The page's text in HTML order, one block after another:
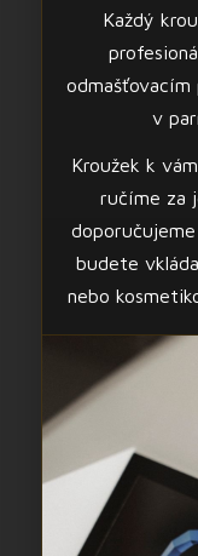
Každý
odmašťovacím
v
Kroužek k
ručíme za
budete
nebo